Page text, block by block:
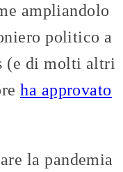
ampliandolo
politico a
(e di molti altri
ha approvato
la pandemia